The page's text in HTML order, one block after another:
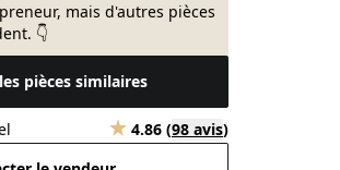
mais d'autres pièces
👇
pièces similaires
4.86 (98 avis)